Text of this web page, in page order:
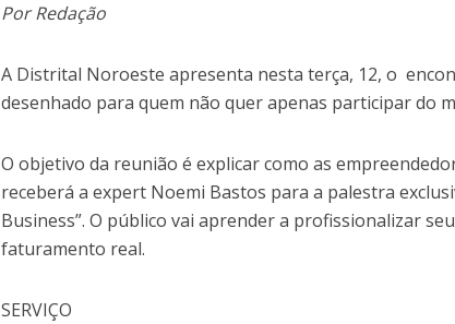
Por Redação
A Distrital Noroeste apresenta nesta terça, 12, o
desenhado para quem não quer apenas participar do
O objetivo da reunião é explicar como as
receberá a expert Noemi Bastos para a palestra
Business”. O público vai aprender a profissionalizar
faturamento real.
SERVIÇO